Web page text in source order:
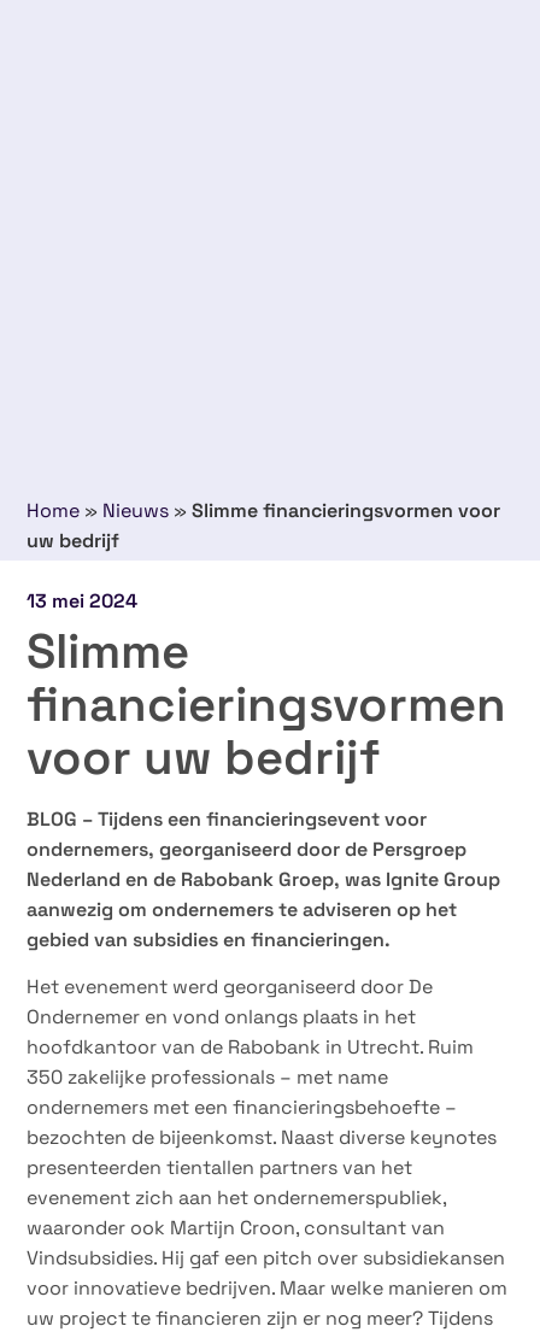
Home » Nieuws »Slimme financieringsvormen voor
uw bedrijf
13 mei 2024
Slimme
financieringsvormen
voor uw bedrijf
BLOG – Tijdens een financieringsevent voor
ondernemers, georganiseerd door de Persgroep
Nederland en de Rabobank Groep, was Ignite Group
aanwezig om ondernemers te adviseren op het
gebied van subsidies en financieringen.
Het evenement werd georganiseerd door De
Ondernemer en vond onlangs plaats in het
hoofdkantoor van de Rabobank in Utrecht. Ruim
350 zakelijke professionals – met name
ondernemers met een financieringsbehoefte –
bezochten de bijeenkomst. Naast diverse keynotes
presenteerden tientallen partners van het
evenement zich aan het ondernemerspubliek,
waaronder ook Martijn Croon, consultant van
Vindsubsidies. Hij gaf een pitch over subsidiekansen
voor innovatieve bedrijven. Maar welke manieren om
uw project te financieren zijn er nog meer? Tijdens